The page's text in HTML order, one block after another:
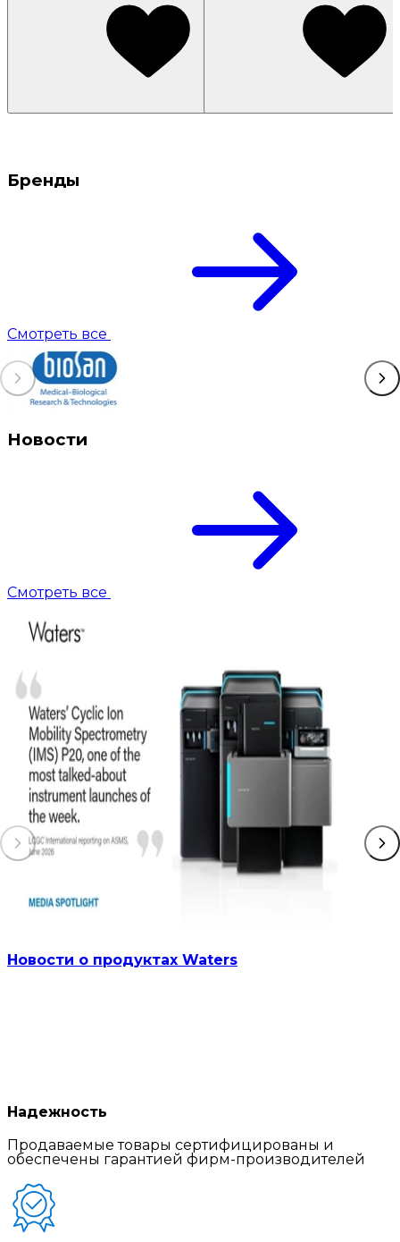
Бренды
Смотреть все
Новости
Смотреть все
Новости о продуктах Waters
Надежность
Продаваемые товары сертифицированы и
обеспечены гарантией фирм-производителей